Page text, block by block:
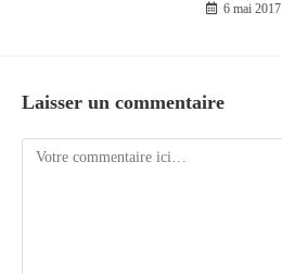
6 mai 2017
Laisser un commentaire
Comment